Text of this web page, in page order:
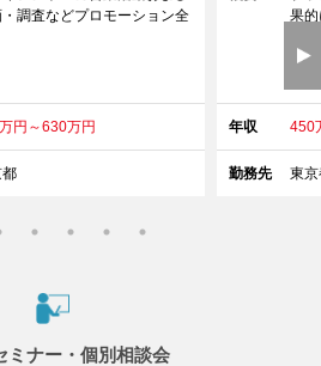
調査などプロモーション全
円～630万円
果
す。
年収 450
勤務先 東
ミナー・個別相談会